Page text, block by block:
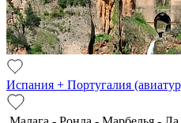
Испания + Португалия